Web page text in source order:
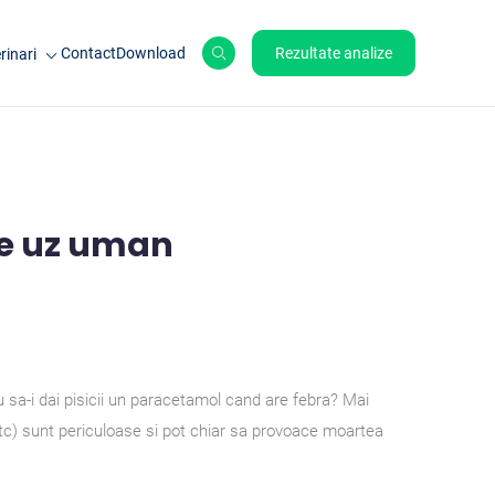
ContactDownload Rezultate analize
uz uman
i dai pisicii un paracetamol cand are febra? Mai
sunt periculoase si pot chiar sa provoace moartea